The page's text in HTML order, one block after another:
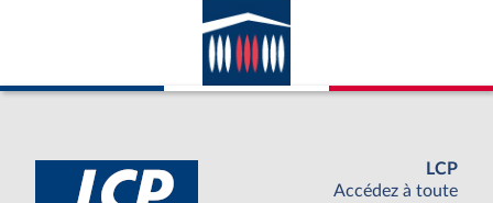
LCP
Accédez à toute